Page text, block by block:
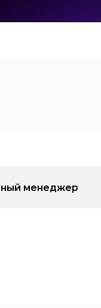
менеджер